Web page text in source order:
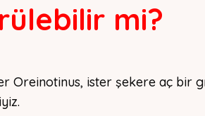
mi?
Oreinotinus, ister şekere aç bir